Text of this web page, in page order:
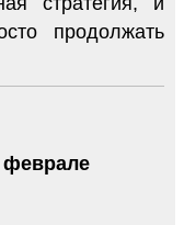
продолжать
феврале